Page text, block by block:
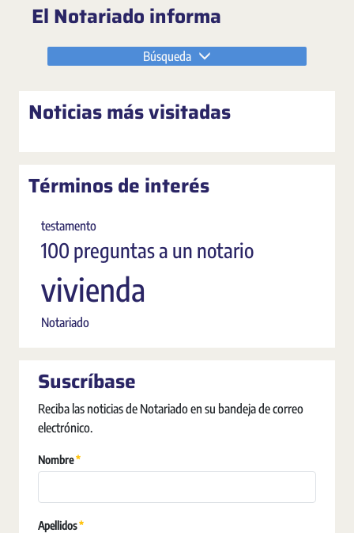
El Notariado informa
Búsqueda
Noticias más visitadas
Términos de interés
testamento
100 preguntas a un notario
vivienda
Notariado
Suscríbase
Reciba las noticias de Notariado en su bandeja de correo
electrónico.
Nombre Requerido
Apellidos Requerido